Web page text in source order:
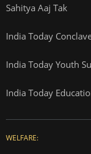
Sahitya Aaj Tak
India Today
India Today Youth
India Today
WELFARE: